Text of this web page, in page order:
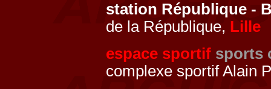
station République -
de la République, Lille
espace sportif sports
complexe sportif Alain